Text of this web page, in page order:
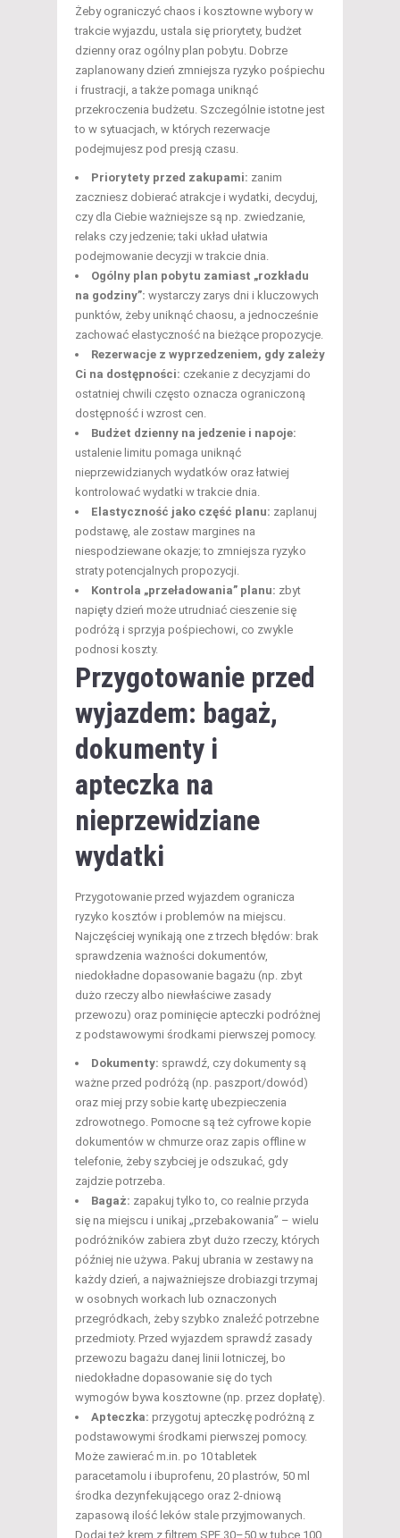
Żeby ograniczyć chaos i kosztowne wybory w
trakcie wyjazdu, ustala się priorytety, budżet
dzienny oraz ogólny plan pobytu. Dobrze
zaplanowany dzień zmniejsza ryzyko pośpiechu
i frustracji, a także pomaga uniknąć
przekroczenia budżetu. Szczególnie istotne jest
to w sytuacjach, w których rezerwacje
podejmujesz pod presją czasu.
Priorytety przed zakupami: zanim
zaczniesz dobierać atrakcje i wydatki, decyduj,
czy dla Ciebie ważniejsze są np. zwiedzanie,
relaks czy jedzenie; taki układ ułatwia
podejmowanie decyzji w trakcie dnia.
Ogólny plan pobytu zamiast „rozkładu
na godziny”: wystarczy zarys dni i kluczowych
punktów, żeby uniknąć chaosu, a jednocześnie
zachować elastyczność na bieżące propozycje.
Rezerwacje z wyprzedzeniem, gdy zależy
Ci na dostępności: czekanie z decyzjami do
ostatniej chwili często oznacza ograniczoną
dostępność i wzrost cen.
Budżet dzienny na jedzenie i napoje:
ustalenie limitu pomaga uniknąć
nieprzewidzianych wydatków oraz łatwiej
kontrolować wydatki w trakcie dnia.
Elastyczność jako część planu: zaplanuj
podstawę, ale zostaw margines na
niespodziewane okazje; to zmniejsza ryzyko
straty potencjalnych propozycji.
Kontrola „przeładowania” planu: zbyt
napięty dzień może utrudniać cieszenie się
podróżą i sprzyja pośpiechowi, co zwykle
podnosi koszty.
Przygotowanie przed
wyjazdem: bagaż,
dokumenty i
apteczka na
nieprzewidziane
wydatki
Przygotowanie przed wyjazdem ogranicza
ryzyko kosztów i problemów na miejscu.
Najczęściej wynikają one z trzech błędów: brak
sprawdzenia ważności dokumentów,
niedokładne dopasowanie bagażu (np. zbyt
dużo rzeczy albo niewłaściwe zasady
przewozu) oraz pominięcie apteczki podróżnej
z podstawowymi środkami pierwszej pomocy.
Dokumenty: sprawdź, czy dokumenty są
ważne przed podróżą (np. paszport/dowód)
oraz miej przy sobie kartę ubezpieczenia
zdrowotnego. Pomocne są też cyfrowe kopie
dokumentów w chmurze oraz zapis offline w
telefonie, żeby szybciej je odszukać, gdy
zajdzie potrzeba.
Bagaż: zapakuj tylko to, co realnie przyda
się na miejscu i unikaj „przebakowania” – wielu
podróżników zabiera zbyt dużo rzeczy, których
później nie używa. Pakuj ubrania w zestawy na
każdy dzień, a najważniejsze drobiazgi trzymaj
w osobnych workach lub oznaczonych
przegródkach, żeby szybko znaleźć potrzebne
przedmioty. Przed wyjazdem sprawdź zasady
przewozu bagażu danej linii lotniczej, bo
niedokładne dopasowanie się do tych
wymogów bywa kosztowne (np. przez dopłatę).
Apteczka: przygotuj apteczkę podróżną z
podstawowymi środkami pierwszej pomocy.
Może zawierać m.in. po 10 tabletek
paracetamolu i ibuprofenu, 20 plastrów, 50 ml
środka dezynfekującego oraz 2-dniową
zapasową ilość leków stale przyjmowanych.
Dodaj też krem z filtrem SPF 30–50 w tubce 100